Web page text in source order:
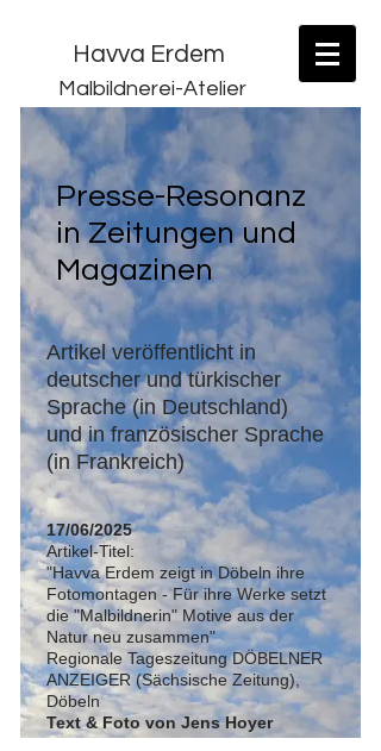
Havva Erdem
Malbildnerei-Atelier
Presse-Resonanz
in Zeitungen und
Magazinen
Artikel veröffentlicht in
deutscher und türkischer
Sprache (in Deutschland)
und in französischer Sprache
(in Frankreich)
17/06/2025
Artikel-Titel:
"Havva Erdem zeigt in Döbeln ihre
Fotomontagen - Für ihre Werke setzt
die "Malbildnerin" Motive aus der
Natur neu zusammen"
Regionale Tageszeitung DÖBELNER
ANZEIGER (Sächsische Zeitung),
Döbeln
Text & Foto von Jens Hoyer